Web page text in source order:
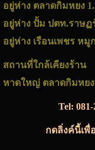
อยู่ห่าง ตลาดกิมหยง
อยู่ห่าง ปั้ม ปตท.ราษฏ
อยู่ห่าง เรือนเพชร หมู
สถานที่ใกล้เคียงร้
หาดใหญ่ ตลาดกิมหยง
Tel:
กดลิ่งค์นี้เพื่